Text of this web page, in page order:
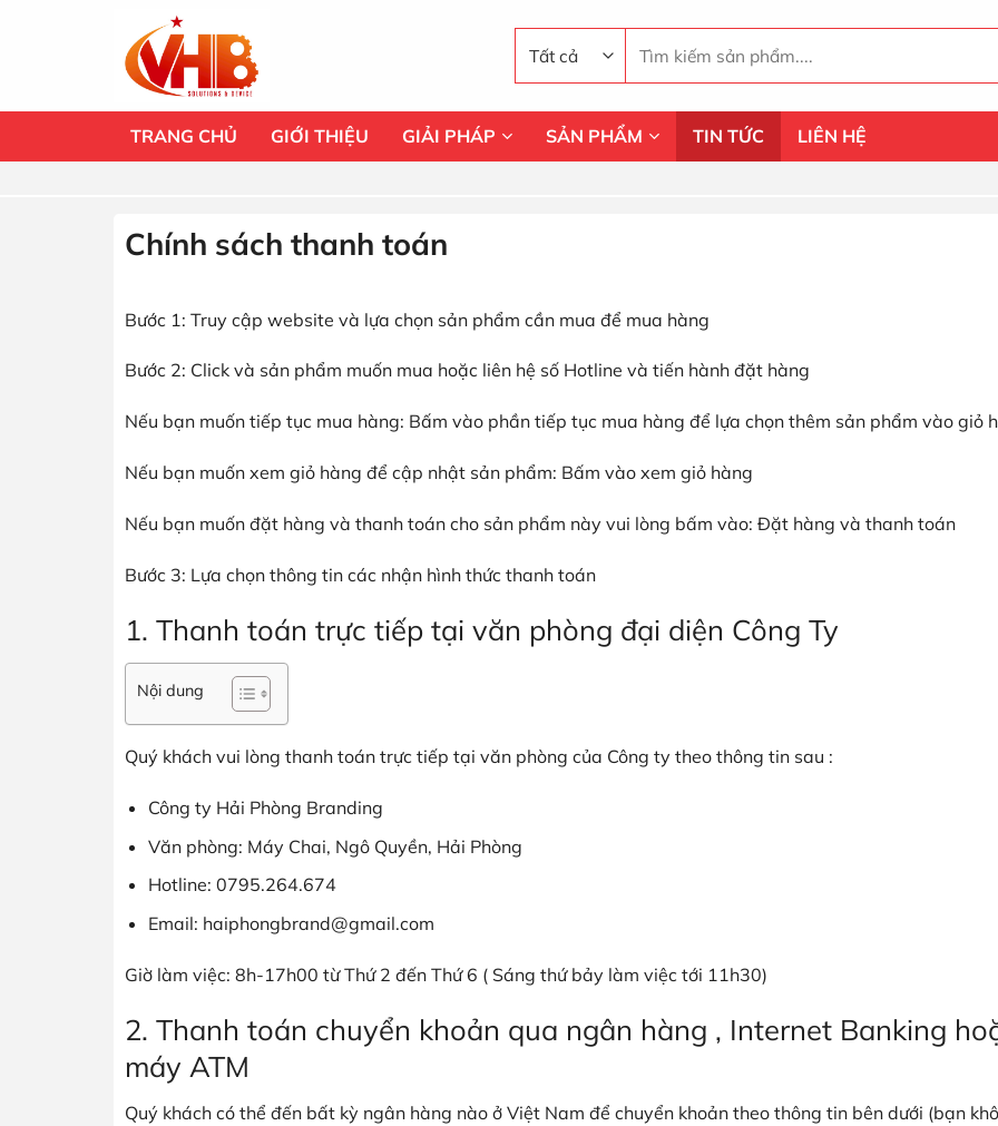
kiếm:
TRANG CHỦ GIỚI THIỆU GIẢI PHÁP SẢN PHẨM TIN TỨC LIÊN HỆ
Chính sách thanh toán
Bước 1: Truy cập website và lựa chọn sản phẩm cần mua để mua hàng
Bước 2: Click và sản phẩm muốn mua hoặc liên hệ số Hotline và tiến hành đặt hàng
Nếu bạn muốn tiếp tục mua hàng: Bấm vào phần tiếp tục mua hàng để lựa chọn thêm sản phẩm vào giỏ
Nếu bạn muốn xem giỏ hàng để cập nhật sản phẩm: Bấm vào xem giỏ hàng
Nếu bạn muốn đặt hàng và thanh toán cho sản phẩm này vui lòng bấm vào: Đặt hàng và thanh toán
Bước 3: Lựa chọn thông tin các nhận hình thức thanh toán
1. Thanh toán trực tiếp tại văn phòng đại diện Công Ty
Nội dung
Quý khách vui lòng thanh toán trực tiếp tại văn phòng của Công ty theo thông tin sau :
Công ty Hải Phòng Branding
Văn phòng: Máy Chai, Ngô Quyền, Hải Phòng
Hotline: 0795.264.674
Email: haiphongbrand@gmail.com
Giờ làm việc: 8h-17h00 từ Thứ 2 đến Thứ 6 ( Sáng thứ bảy làm việc tới 11h30)
2. Thanh toán chuyển khoản qua ngân hàng , Internet Banking
máy ATM
Quý khách có thể đến bất kỳ ngân hàng nào ở Việt Nam để chuyển khoản theo thông tin bên dưới (bạn